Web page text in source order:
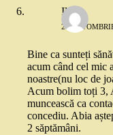
Ilinca
28
Bine ca sunteți
acum când cel mic
noastre(nu loc de
Acum bolim toți 3,
muncească ca
concediu. Abia
2 săptămâni.